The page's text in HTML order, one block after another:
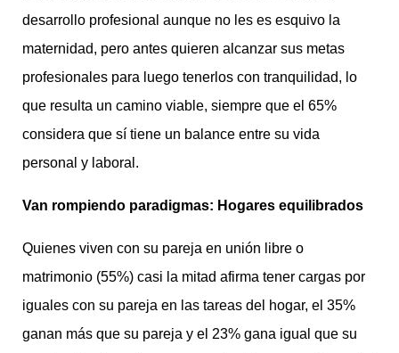
desarrollo profesional aunque no les es esquivo la
maternidad, pero antes quieren alcanzar sus metas
profesionales para luego tenerlos con tranquilidad, lo
que resulta un camino viable, siempre que el 65%
considera que sí tiene un balance entre su vida
personal y laboral.
Van rompiendo paradigmas: Hogares equilibrados
Quienes viven con su pareja en unión libre o
matrimonio (55%) casi la mitad afirma tener cargas por
iguales con su pareja en las tareas del hogar, el 35%
ganan más que su pareja y el 23% gana igual que su